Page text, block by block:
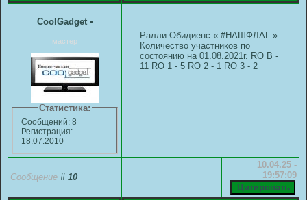
CoolGadget •
мастер
Статистика:
Сообщений: 8
Регистрация:
18.07.2010
Ралли Обидиенс « #НАШФЛАГ »
Количество участников по
состоянию на 01.08.2021г. RO B -
11 RO 1 - 5 RO 2 - 1 RO 3 - 2
Сообщение # 10
10.04.25 -
19:57:09